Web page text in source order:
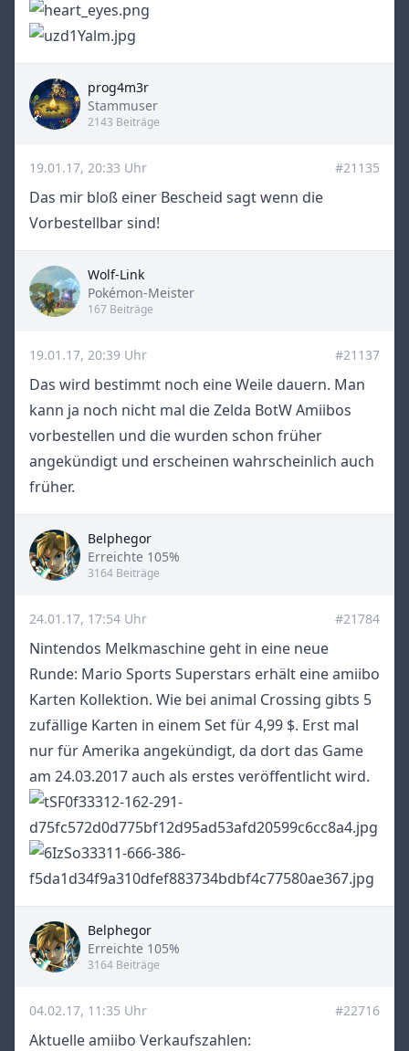
prog4m3r
Title
Stammuser
2143 Beiträge
19.01.17, 20:33 Uhr #21135
Das mir bloß einer Bescheid sagt wenn die
Vorbestellbar sind!
Wolf-Link
Title
Pokémon-Meister
167 Beiträge
19.01.17, 20:39 Uhr #21137
Das wird bestimmt noch eine Weile dauern. Man
kann ja noch nicht mal die Zelda BotW Amiibos
vorbestellen und die wurden schon früher
angekündigt und erscheinen wahrscheinlich auch
früher.
Belphegor
Title
Erreichte 105%
3164 Beiträge
24.01.17, 17:54 Uhr #21784
Nintendos Melkmaschine geht in eine neue
Runde: Mario Sports Superstars erhält eine amiibo
Karten Kollektion. Wie bei animal Crossing gibts 5
zufällige Karten in einem Set für 4,99 $. Erst mal
nur für Amerika angekündigt, da dort das Game
am 24.03.2017 auch als erstes veröffentlicht wird.
Belphegor
Title
Erreichte 105%
3164 Beiträge
04.02.17, 11:35 Uhr #22716
Aktuelle amiibo Verkaufszahlen: